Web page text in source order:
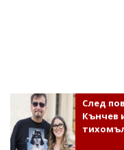
След
Кънчев